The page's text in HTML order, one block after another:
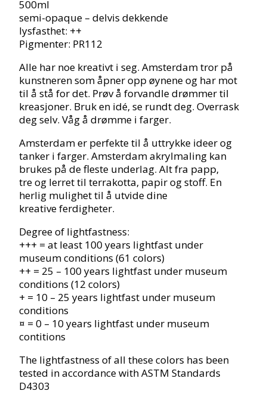
500ml
semi-opaque – delvis dekkende
lysfasthet: ++
Pigmenter: PR112
Alle har noe kreativt i seg. Amsterdam tror på
kunstneren som åpner opp øynene og har mot
til å stå for det. Prøv å forvandle drømmer til
kreasjoner. Bruk en idé, se rundt deg. Overrask
deg selv. Våg å drømme i farger.
Amsterdam er perfekte til å uttrykke ideer og
tanker i farger. Amsterdam akrylmaling kan
brukes på de fleste underlag. Alt fra papp,
tre og lerret til terrakotta, papir og stoff. En
herlig mulighet til å utvide dine
kreative ferdigheter.
Degree of lightfastness:
+++ = at least 100 years lightfast under
museum conditions (61 colors)
++ = 25 – 100 years lightfast under museum
conditions (12 colors)
+ = 10 – 25 years lightfast under museum
conditions
¤ = 0 – 10 years lightfast under museum
contitions
The lightfastness of all these colors has been
tested in accordance with ASTM Standards
D4303